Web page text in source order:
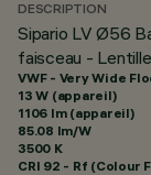
DESCRIPTION
Sipario LV Ø56
faisceau - Lentille
VWF - Very Wide
13 W (appareil)
1106 lm (appareil)
85.08 lm/W
3500 K
CRI 92 - Rf (Colour